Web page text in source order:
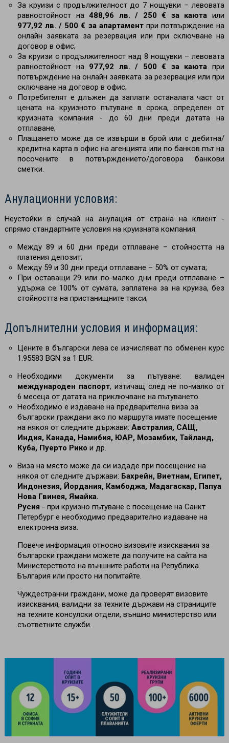
За круизи с продължителност до 7 нощувки – левовата
равностойност на488,96 лв. / 250 € за каютаили
977,92 лв. / 500 € за апартамент при потвърждение на
онлайн заявката за резервация или при сключване на
договор в офис;
За круизи с продължителност над 8 нощувки – левовата
равностойност на 977,92 лв. / 500 € за каютапри
потвърждение на онлайн заявката за резервация или при
сключване на договор в офис;
Потребителят е длъжен да заплати останалата част от
цената на круизното пътуване в срока, определен от
круизната компания - до 60 дни преди датата на
отплаване;
Плащането може да се извърши в брой или с дебитна/
кредитна карта в офис на агенцията или по банков път на
посочените в потвърждението/договора банкови
сметки.
Анулационни условия:
Неустойки в случай на анулация от страна на клиент -
спрямо стандартните условия на круизната компания:
Между 89 и 60 дни преди отплаване – стойността на
платения депозит;
Между 59 и 30 дни преди отплаване – 50% от сумата;
При оставащи 29 или по-малко дни преди отплаване –
удържа се 100% от сумата, заплатена за на круиза, без
стойността на пристанищните такси;
Допълнителни условия и информация:
Цените в български лева се изчисляват по обменен курс
1.95583 BGN за 1 EUR.
Необходими документи за пътуване: валиден
международен паспорт, изтичащ след не по-малко от
6 месеца от датата на приключване на пътуването.
Необходимо е издаване на предварителна виза за
български граждани ако по маршрута имате посещение
на някоя от следните държави: Австралия, САЩ,
Индия, Канада, Намибия, ЮАР, Мозамбик, Тайланд,
Куба, Пуерто Рико и др.
Виза на място може да си издаде при посещение на
някоя от следните държави: Бахрейн, Виетнам, Египет,
Индонезия, Йордания, Камбоджа, Мадагаскар, Папуа
Нова Гвинея, Ямайка.
Русия - при круизно пътуване с посещение на Санкт
Петербург е необходимо предварително издаване на
електронна виза.
Повече информация относно визовите изисквания за
български граждани можете да получите на сайта на
Министерството на външните работи на Република
България или просто ни попитайте.
Чуждестранни граждани, може да проверят визовите
изисквания, валидни за техните държави на страниците
на техните консулски отдели, външно министерство или
съответните служби.